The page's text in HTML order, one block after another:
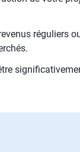
réguliers